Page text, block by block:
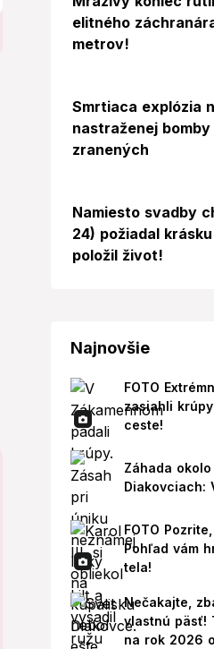
elitného
metrov!
Smrtiaca explózia
nastraženej
zranených
Namiesto svadby
24) požiadal
položil život!
Najnovšie
FOTO
zasiahli
ceste!
Záhada
Diakovciach:
FOTO
Pohľad vám
tela!
Nečakajte,
vlastnú päsť!
na rok 2026